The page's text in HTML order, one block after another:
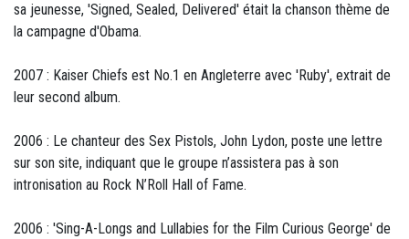
sa jeunesse, 'Signed, Sealed, Delivered' était la chanson thème de
la campagne d'Obama.
2007 : Kaiser Chiefs est No.1 en Angleterre avec 'Ruby', extrait de
leur second album.
2006 : Le chanteur des Sex Pistols, John Lydon, poste une lettre
sur son site, indiquant que le groupe n’assistera pas à son
intronisation au Rock N’Roll Hall of Fame.
2006 : 'Sing-A-Longs and Lullabies for the Film Curious George' de